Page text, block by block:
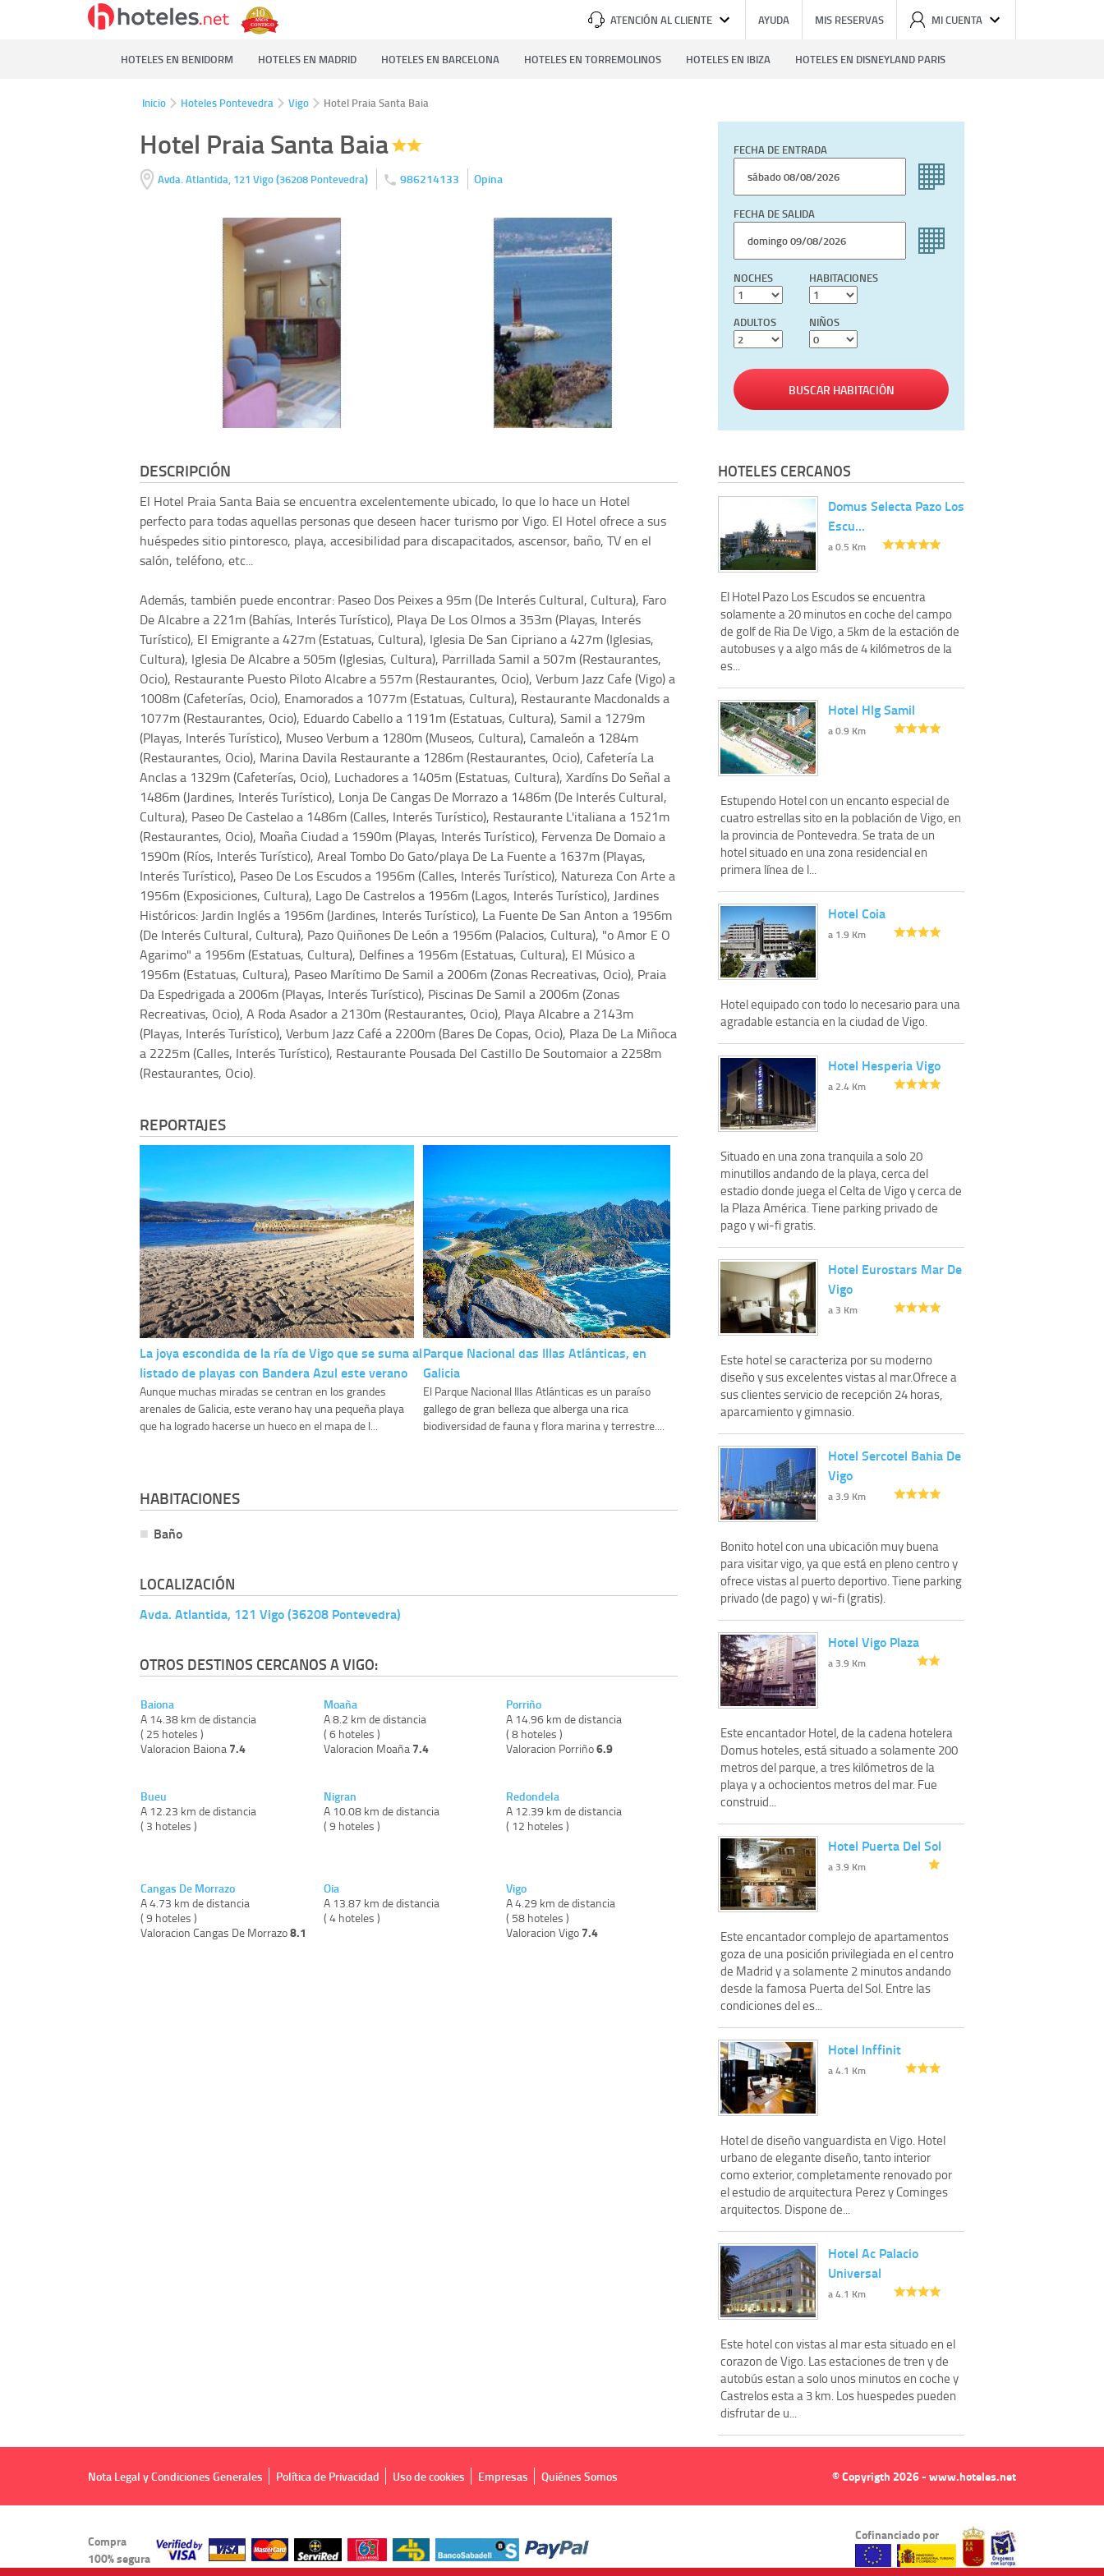
ATENCIÓN AL CLIENTE AYUDA MIS RESERVAS MI CUENTA
HOTELES EN BENIDORM HOTELES EN MADRID HOTELES EN BARCELONA HOTELES EN TORREMOLINOS HOTELES EN IBIZA HOTELES EN DISNEYLAND PARIS
Inicio Hoteles Pontevedra Vigo Hotel Praia Santa Baia
Hotel Praia Santa Baia
Avda. Atlantida, 121 Vigo(36208 Pontevedra) 986214133 Opina
DESCRIPCIÓN
El Hotel Praia Santa Baia se encuentra excelentemente ubicado, lo que lo hace un Hotel
perfecto para todas aquellas personas que deseen hacer turismo por Vigo. El Hotel ofrece a sus
huéspedes sitio pintoresco, playa, accesibilidad para discapacitados, ascensor, baño, TV en el
salón, teléfono, etc...
Además, también puede encontrar: Paseo Dos Peixes a 95m (De Interés Cultural, Cultura), Faro
De Alcabre a 221m (Bahías, Interés Turístico), Playa De Los Olmos a 353m (Playas, Interés
Turístico), El Emigrante a 427m (Estatuas, Cultura), Iglesia De San Cipriano a 427m (Iglesias,
Cultura), Iglesia De Alcabre a 505m (Iglesias, Cultura), Parrillada Samil a 507m (Restaurantes,
Ocio), Restaurante Puesto Piloto Alcabre a 557m (Restaurantes, Ocio), Verbum Jazz Cafe (Vigo) a
1008m (Cafeterías, Ocio), Enamorados a 1077m (Estatuas, Cultura), Restaurante Macdonalds a
1077m (Restaurantes, Ocio), Eduardo Cabello a 1191m (Estatuas, Cultura), Samil a 1279m
(Playas, Interés Turístico), Museo Verbum a 1280m (Museos, Cultura), Camaleón a 1284m
(Restaurantes, Ocio), Marina Davila Restaurante a 1286m (Restaurantes, Ocio), Cafetería La
Anclas a 1329m (Cafeterías, Ocio), Luchadores a 1405m (Estatuas, Cultura), Xardíns Do Señal a
1486m (Jardines, Interés Turístico), Lonja De Cangas De Morrazo a 1486m (De Interés Cultural,
Cultura), Paseo De Castelao a 1486m (Calles, Interés Turístico), Restaurante L'italiana a 1521m
(Restaurantes, Ocio), Moaña Ciudad a 1590m (Playas, Interés Turístico), Fervenza De Domaio a
1590m (Ríos, Interés Turístico), Areal Tombo Do Gato/playa De La Fuente a 1637m (Playas,
Interés Turístico), Paseo De Los Escudos a 1956m (Calles, Interés Turístico), Natureza Con Arte a
1956m (Exposiciones, Cultura), Lago De Castrelos a 1956m (Lagos, Interés Turístico), Jardines
Históricos: Jardin Inglés a 1956m (Jardines, Interés Turístico), La Fuente De San Anton a 1956m
(De Interés Cultural, Cultura), Pazo Quiñones De León a 1956m (Palacios, Cultura), "o Amor E O
Agarimo" a 1956m (Estatuas, Cultura), Delfines a 1956m (Estatuas, Cultura), El Músico a
1956m (Estatuas, Cultura), Paseo Marítimo De Samil a 2006m (Zonas Recreativas, Ocio), Praia
Da Espedrigada a 2006m (Playas, Interés Turístico), Piscinas De Samil a 2006m (Zonas
Recreativas, Ocio), A Roda Asador a 2130m (Restaurantes, Ocio), Playa Alcabre a 2143m
(Playas, Interés Turístico), Verbum Jazz Café a 2200m (Bares De Copas, Ocio), Plaza De La Miñoca
a 2225m (Calles, Interés Turístico), Restaurante Pousada Del Castillo De Soutomaior a 2258m
(Restaurantes, Ocio).
REPORTAJES
La joya escondida de la ría de Vigo que se suma al
listado de playas con Bandera Azul este verano
Aunque muchas miradas se centran en los grandes
arenales de Galicia, este verano hay una pequeña playa
que ha logrado hacerse un hueco en el mapa de l...
Parque Nacional das Illas Atlánticas, en
Galicia
El Parque Nacional Illas Atlánticas es un paraíso
gallego de gran belleza que alberga una rica
biodiversidad de fauna y flora marina y terrestre....
HABITACIONES
Baño
LOCALIZACIÓN
Avda. Atlantida, 121 Vigo (36208 Pontevedra)
OTROS DESTINOS CERCANOS A VIGO:
Baiona
A 14.38 km de distancia
( 25 hoteles )
Valoracion Baiona 7.4
Bueu
A 12.23 km de distancia
( 3 hoteles )
Cangas De Morrazo
A 4.73 km de distancia
( 9 hoteles )
Valoracion Cangas De Morrazo8.1
Moaña
A 8.2 km de distancia
( 6 hoteles )
Valoracion Moaña 7.4
Nigran
A 10.08 km de distancia
( 9 hoteles )
Oia
A 13.87 km de distancia
( 4 hoteles )
Porriño
A 14.96 km de distancia
( 8 hoteles )
Valoracion Porriño6.9
Redondela
A 12.39 km de distancia
( 12 hoteles )
Vigo
A 4.29 km de distancia
( 58 hoteles )
Valoracion Vigo 7.4
FECHA DE ENTRADA
FECHA DE SALIDA
NOCHES HABITACIONES
ADULTOS NIÑOS
BUSCAR HABITACIÓN
HOTELES CERCANOS
Domus Selecta Pazo Los
Escu…
a 0.5 Km
El Hotel Pazo Los Escudos se encuentra
solamente a 20 minutos en coche del campo
de golf de Ria De Vigo, a 5km de la estación de
autobuses y a algo más de 4 kilómetros de la
es...
Hotel Hlg Samil
a 0.9 Km
Estupendo Hotel con un encanto especial de
cuatro estrellas sito en la población de Vigo, en
la provincia de Pontevedra. Se trata de un
hotel situado en una zona residencial en
primera línea de l...
Hotel Coia
a 1.9 Km
Hotel equipado con todo lo necesario para una
agradable estancia en la ciudad de Vigo.
Hotel Hesperia Vigo
a 2.4 Km
Situado en una zona tranquila a solo 20
minutillos andando de la playa, cerca del
estadio donde juega el Celta de Vigo y cerca de
la Plaza América. Tiene parking privado de
pago y wi-fi gratis.
Hotel Eurostars Mar De
Vigo
a 3 Km
Este hotel se caracteriza por su moderno
diseño y sus excelentes vistas al mar.Ofrece a
sus clientes servicio de recepción 24 horas,
aparcamiento y gimnasio.
Hotel Sercotel Bahia De
Vigo
a 3.9 Km
Bonito hotel con una ubicación muy buena
para visitar vigo, ya que está en pleno centro y
ofrece vistas al puerto deportivo. Tiene parking
privado (de pago) y wi-fi (gratis).
Hotel Vigo Plaza
a 3.9 Km
Este encantador Hotel, de la cadena hotelera
Domus hoteles, está situado a solamente 200
metros del parque, a tres kilómetros de la
playa y a ochocientos metros del mar. Fue
construid...
Hotel Puerta Del Sol
a 3.9 Km
Este encantador complejo de apartamentos
goza de una posición privilegiada en el centro
de Madrid y a solamente 2 minutos andando
desde la famosa Puerta del Sol. Entre las
condiciones del es...
Hotel Inffinit
a 4.1 Km
Hotel de diseño vanguardista en Vigo. Hotel
urbano de elegante diseño, tanto interior
como exterior, completamente renovado por
el estudio de arquitectura Perez y Cominges
arquitectos. Dispone de...
Hotel Ac Palacio
Universal
a 4.1 Km
Este hotel con vistas al mar esta situado en el
corazon de Vigo. Las estaciones de tren y de
autobús estan a solo unos minutos en coche y
Castrelos esta a 3 km. Los huespedes pueden
disfrutar de u...
Nota Legal y Condiciones Generales Política de Privacidad Uso de cookies Empresas Quiénes Somos © Copyrigth 2026 - www.hoteles.net
Compra
100% segura
Cofinanciado por